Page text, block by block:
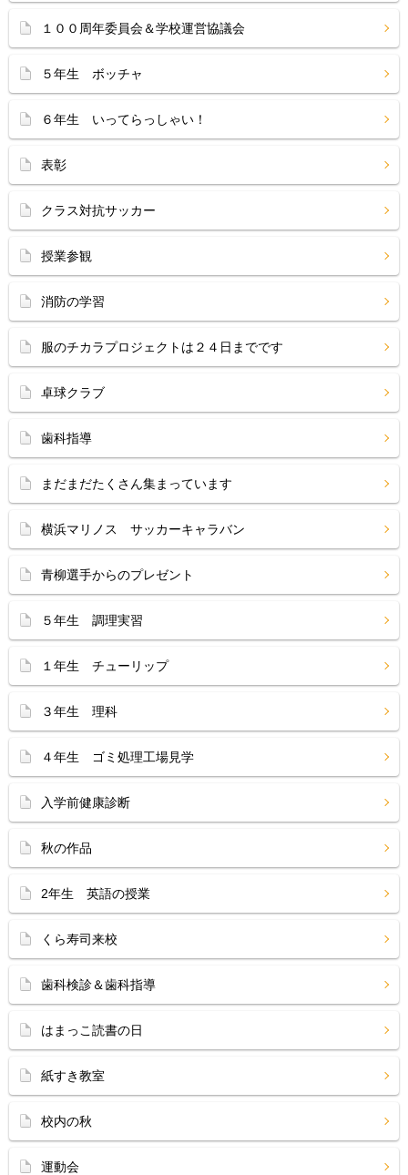
１００周年委員会＆学校運営協議会
５年生 ボッチャ
６年生 いってらっしゃい！
表彰
クラス対抗サッカー
授業参観
消防の学習
服のチカラプロジェクトは２４日までです
卓球クラブ
歯科指導
まだまだたくさん集まっています
横浜マリノス サッカーキャラバン
青柳選手からのプレゼント
５年生 調理実習
１年生 チューリップ
３年生 理科
４年生 ゴミ処理工場見学
入学前健康診断
秋の作品
2年生 英語の授業
くら寿司来校
歯科検診＆歯科指導
はまっこ読書の日
紙すき教室
校内の秋
運動会